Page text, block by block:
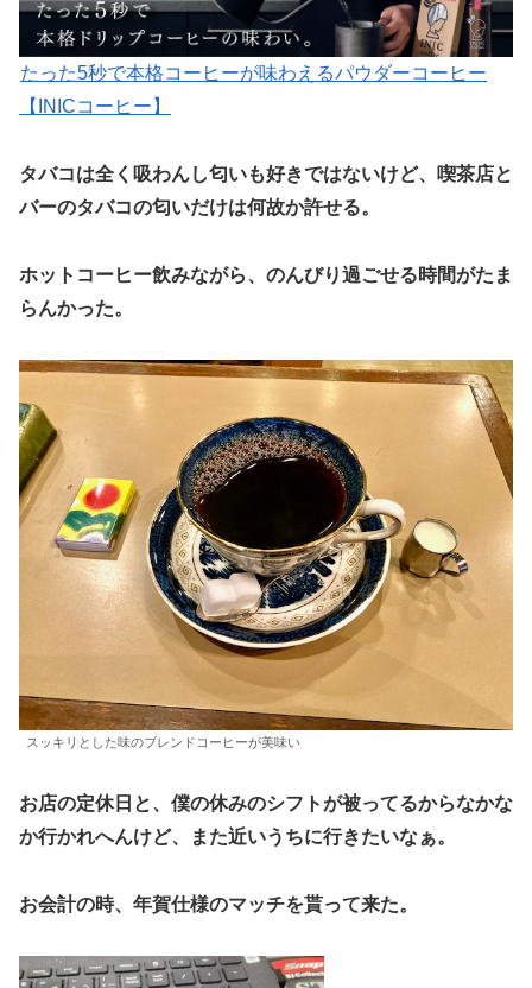
たった5秒で本格コーヒーが味わえるパウダーコーヒー
【INICコーヒー】
タバコは全く吸わんし匂いも好きではないけど、喫茶店と
バーのタバコの匂いだけは何故か許せる。
ホットコーヒー飲みながら、のんびり過ごせる時間がたま
らんかった。
スッキリとした味のブレンドコーヒーが美味い
お店の定休日と、僕の休みのシフトが被ってるからなかな
か行かれへんけど、また近いうちに行きたいなぁ。
お会計の時、年賀仕様のマッチを貰って来た。